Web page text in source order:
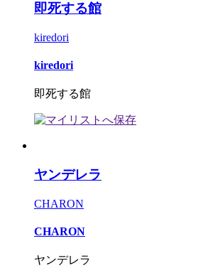
即死する館
kiredori
kiredori
即死する館
ヤンデレラ
CHARON
CHARON
ヤンデレラ